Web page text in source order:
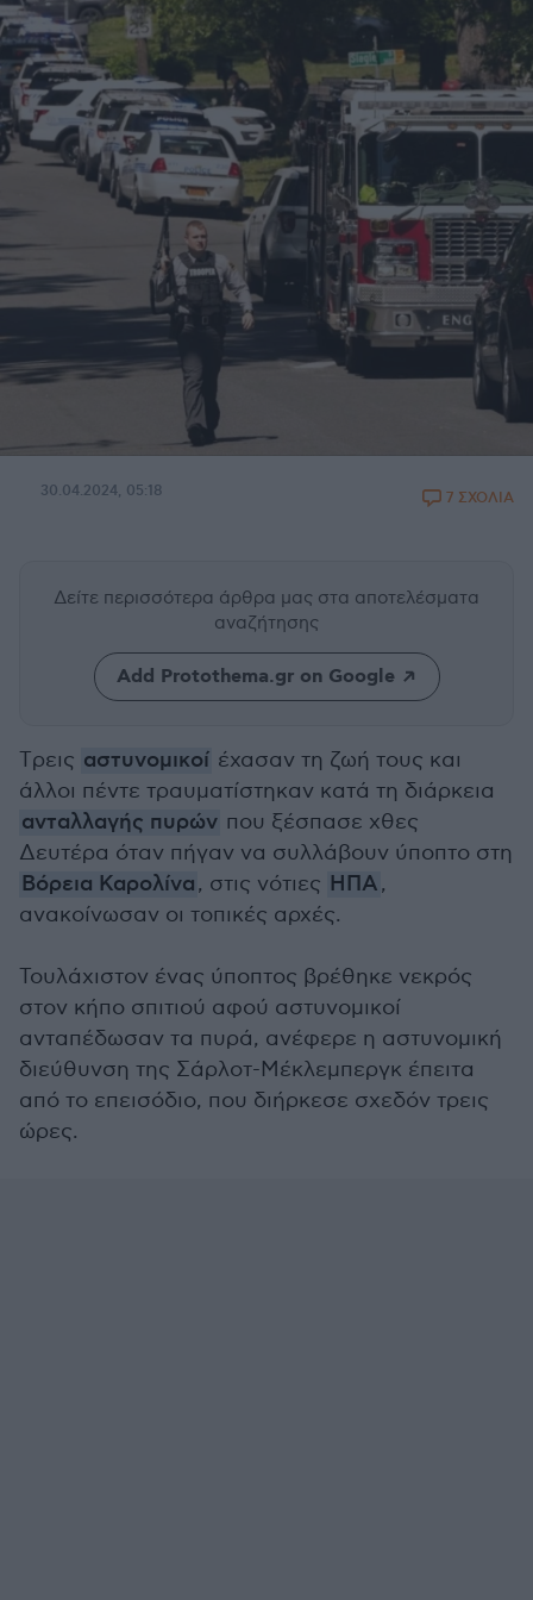
30.04.2024, 05:18 7 ΣΧΟΛΙΑ
Δείτε περισσότερα άρθρα μας στα αποτελέσματα
αναζήτησης
Add Protothema.gr on Google
Tρεις αστυνομικοί έχασαν τη ζωή τους και
άλλοι πέντε τραυματίστηκαν κατά τη διάρκεια
ανταλλαγής πυρών που ξέσπασε χθες
Δευτέρα όταν πήγαν να συλλάβουν ύποπτο στη
Βόρεια Καρολίνα, στις νότιες ΗΠΑ,
ανακοίνωσαν οι τοπικές αρχές.
Τουλάχιστον ένας ύποπτος βρέθηκε νεκρός
στον κήπο σπιτιού αφού αστυνομικοί
ανταπέδωσαν τα πυρά, ανέφερε η αστυνομική
διεύθυνση της Σάρλοτ-Μέκλεμπεργκ έπειτα
από το επεισόδιο, που διήρκεσε σχεδόν τρεις
ώρες.